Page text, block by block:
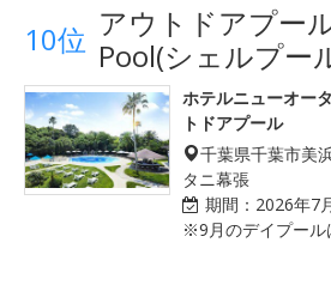
10位 アウトドアプー
Pool(シェルプー
ホテルニューオー
トドアプール
千葉県千葉市美
タニ幕張
期間： 2026年7
※9月のデイプール